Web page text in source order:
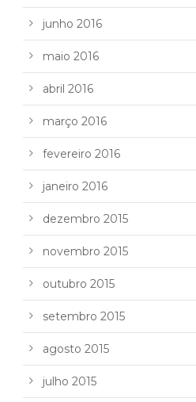
junho 2016
maio 2016
abril 2016
março 2016
fevereiro 2016
janeiro 2016
dezembro 2015
novembro 2015
outubro 2015
setembro 2015
agosto 2015
julho 2015